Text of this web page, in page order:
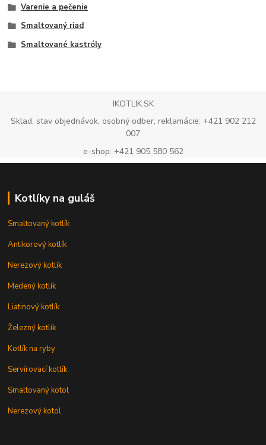
Varenie a pečenie
Smaltovaný riad
Smaltované kastróly
IKOTLIK.SK
Sklad, stav objednávok, osobný odber, reklamácie: +421 902 212
007
e-shop: +421 905 580 562
Kotlíky na guláš
Smaltovaný kotlík
Antikorový kotlík
Nerezový kotlík
Medený kotlík
Liatinový kotlík
Železný kotlík
Kotlík na ryby
Servírovací kotlík
Smaltovaný kotol
Nerezový kotol